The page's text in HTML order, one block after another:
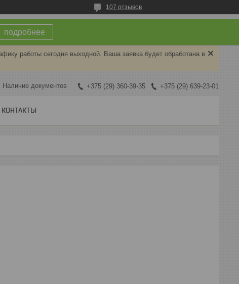
107 отзывов
подробнее
работы сегодня выходной. Ваша заявка будет обработана в
Наличие документов +375 (29) 360-39-35 +375 (29) 639-23-01
КОНТАКТЫ